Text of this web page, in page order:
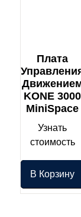
Плата
KONE 3000
MiniSpace
Узнать
стоимость
В Корзину